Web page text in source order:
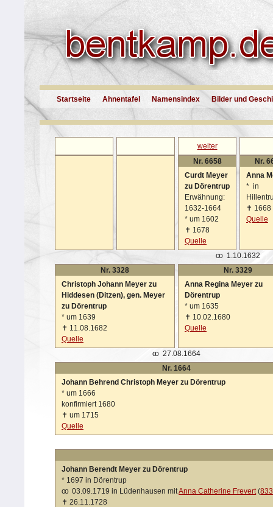
Startseite Ahnentafel Namensindex Bilder und
weiter
Nr. 6658
Curdt Meyer
zu Dörentrup
Erwähnung:
1632-1664
* um 1602
✝ 1678
Quelle
Nr.
Anna
* in
✝ 1668
Quelle
oo
1.10.1632
Nr. 3328
Christoph Johann Meyer zu
Hiddesen (Ditzen), gen. Meyer
zu Dörentrup
* um 1639
✝ 11.08.1682
Quelle
Nr. 3329
Anna Regina Meyer zu
Dörentrup
* um 1635
✝ 10.02.1680
Quelle
oo 27.08.1664
Nr. 1664
Johann Behrend Christoph Meyer zu Dörentrup
* um 1666
konfirmiert 1680
✝ um 1715
Quelle
Johann Berendt Meyer zu Dörentrup
* 1697 in Dörentrup
oo 03.09.1719 in Lüdenhausen mitAnna Catherine Frevert(833
✝ 26.11.1728